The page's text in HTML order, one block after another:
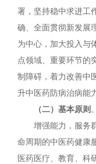
署，坚持稳中求进工
确、全面贯彻新发展
为中心，加大投入与
点领域、重要环节的
制障碍，着力改善中
升中医药防病治病能
（二）基本原则 。
增强能力，服务
命周期的中医药健康
医药医疗、教育、科